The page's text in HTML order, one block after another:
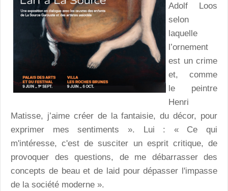
Adolf Loos
selon
laquelle
l’ornement
est un crime
et, comme
le peintre
Henri
Matisse, j’aime créer de la fantaisie, du décor, pour
exprimer mes sentiments ». Lui : « Ce qui
m'intéresse, c'est de susciter un esprit critique, de
provoquer des questions, de me débarrasser des
concepts de beau et de laid pour dépasser l'impasse
de la société moderne ».